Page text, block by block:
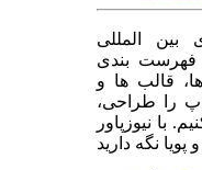
المللی
فهرست بندی
قالب ها و
را طراحی،
با نیوزپاور